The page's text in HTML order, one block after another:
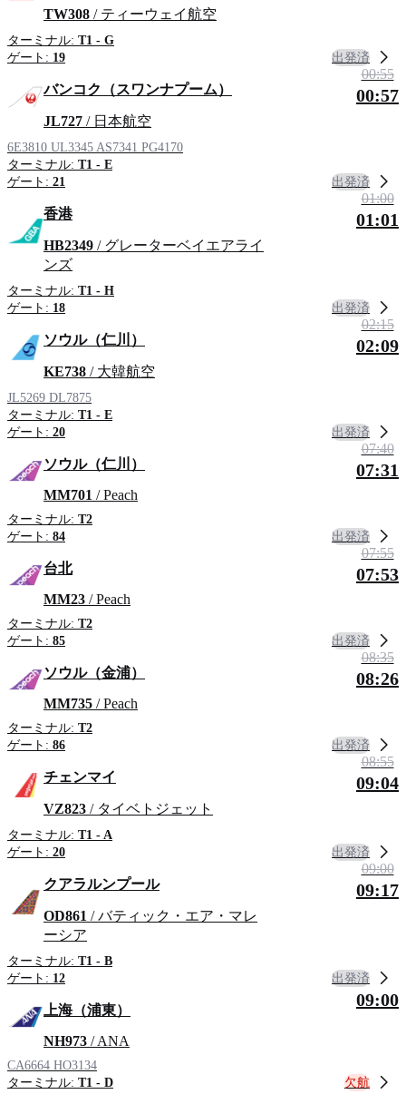
TW308 / ティーウェイ航空
ターミナル: T1 - G
ゲート: 19 出発済
バンコク（スワンナプーム）
JL727 / 日本航空
6E3810 UL3345 AS7341 PG4170
ターミナル: T1 - E
ゲート: 21
00:55
00:57
出発済
香港
HB2349 / グレーターベイエアライ
ンズ
ターミナル: T1 - H
ゲート: 18
01:00
01:01
出発済
ソウル（仁川）
KE738 / 大韓航空
JL5269 DL7875
ターミナル: T1 - E
ゲート: 20
02:15
02:09
出発済
ソウル（仁川）
MM701 / Peach
ターミナル: T2
ゲート: 84
07:40
07:31
出発済
台北
MM23 / Peach
ターミナル: T2
ゲート: 85
07:55
07:53
出発済
ソウル（金浦）
MM735 / Peach
ターミナル: T2
ゲート: 86
08:35
08:26
出発済
チェンマイ
VZ823 / タイベトジェット
ターミナル: T1 - A
ゲート: 20
08:55
09:04
出発済
クアラルンプール
OD861 / バティック・エア・マレ
ーシア
ターミナル: T1 - B
ゲート: 12
09:00
09:17
出発済
上海（浦東）
NH973 / ANA
CA6664 HO3134
ターミナル: T1 - D
09:00
欠航